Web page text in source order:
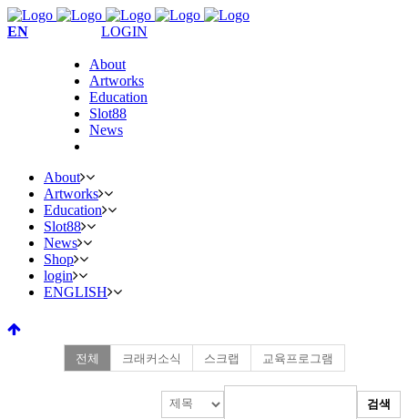
EN LOGIN
About
Artworks
Education
Slot88
News
About
Artworks
Education
Slot88
News
Shop
login
ENGLISH
전체 크래커소식 스크랩 교육프로그램
검색